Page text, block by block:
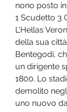
nono posto
1 Scudetto 3
L'Hellas
della sua
Bentegodi,
un dirigente
1800. Lo
demolito
uno nuovo